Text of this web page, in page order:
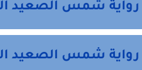
رواية شمس الصعيد
رواية شمس الصعيد